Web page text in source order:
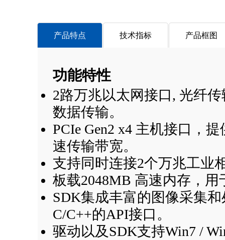
产品特点 技术指标 产品框图
功能特性
2路万兆以太网接口, 光纤传
数据传输。
PCIe Gen2 x4 主机接口，
速传输带宽。
支持同时连接2个万兆工业
板载2048MB 高速内存，用
SDK集成丰富的图像采集
C/C++的API接口。
驱动以及SDK支持Win7 /